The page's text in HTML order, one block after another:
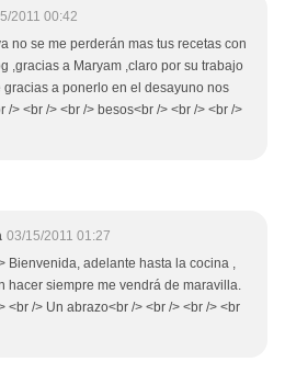
2011 00:42
no se me perderán mas tus recetas con
,gracias a Maryam ,claro por su trabajo
gracias a ponerlo en el desayuno nos
/> <br /> <br /> besos<br /> <br /> <br />
03/15/2011 01:27
Bienvenida, adelante hasta la cocina ,
hacer siempre me vendrá de maravilla.
<br /> Un abrazo<br /> <br /> <br /> <br